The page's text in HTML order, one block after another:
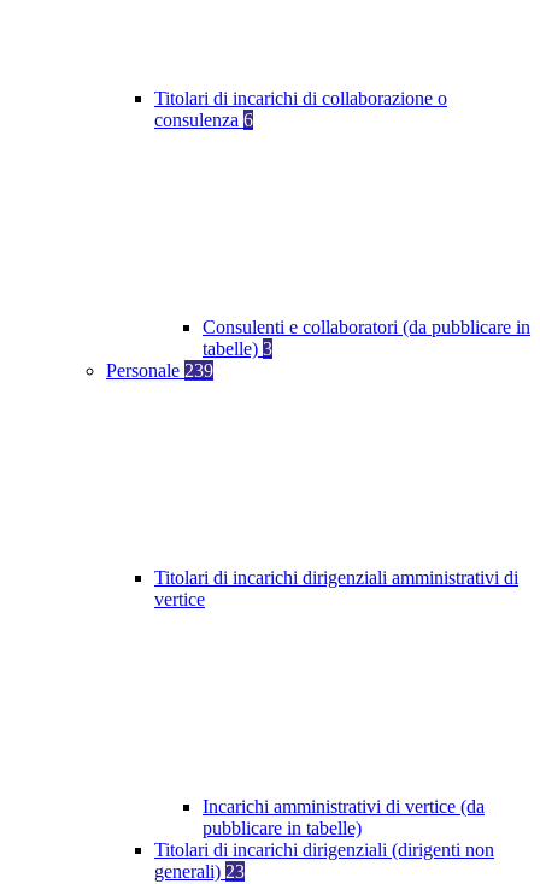
Titolari di incarichi di collaborazione o
consulenza 6
Consulenti e collaboratori (da pubblicare in
tabelle) 3
Personale 239
Titolari di incarichi dirigenziali amministrativi di
vertice
Incarichi amministrativi di vertice (da
pubblicare in tabelle)
Titolari di incarichi dirigenziali (dirigenti non
generali) 23